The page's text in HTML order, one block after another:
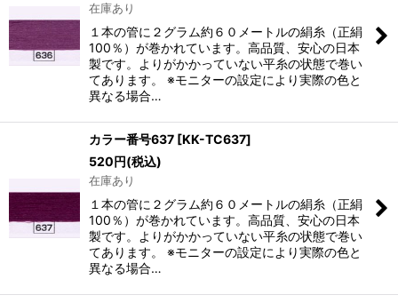
在庫あり
１本の管に２グラム約６０メートルの絹糸（正絹
100％）が巻かれています。高品質、安心の日本
製です。よりがかかっていない平糸の状態で巻い
てあります。 ※モニターの設定により実際の色と
異なる場合…
カラー番号637 [KK-TC637]
520円(税込)
在庫あり
１本の管に２グラム約６０メートルの絹糸（正絹
100％）が巻かれています。高品質、安心の日本
製です。よりがかかっていない平糸の状態で巻い
てあります。 ※モニターの設定により実際の色と
異なる場合…